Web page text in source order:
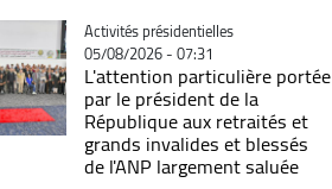
Catégorie
Activités présidentielles
05/08/2026 - 07:31
L'attention particulière portée
par le président de la
République aux retraités et
grands invalides et blessés
de l'ANP largement saluée